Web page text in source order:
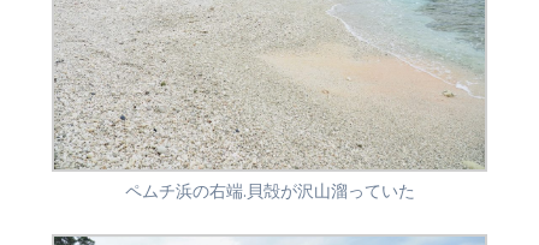
ペムチ浜の右端.貝殻が沢山溜っていた